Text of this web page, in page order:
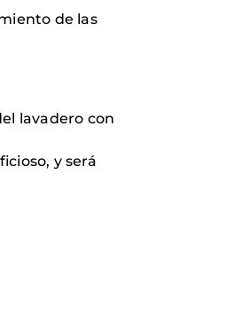
de las
lavadero con
y será